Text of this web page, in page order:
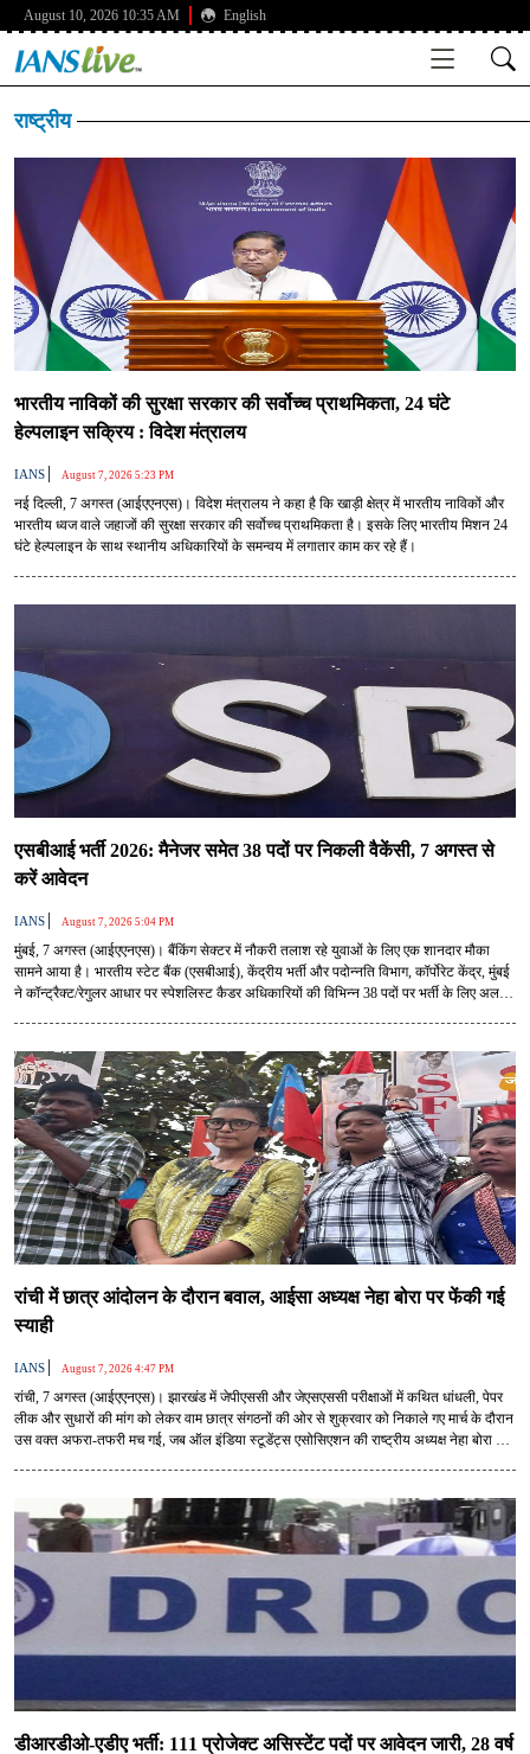
August 10, 2026 10:35 AM English
राष्ट्रीय
भारतीय नाविकों की सुरक्षा सरकार की सर्वोच्च प्राथमिकता, 24 घंटे
हेल्पलाइन सक्रिय : विदेश मंत्रालय
IANS | August 7, 2026 5:23 PM
नई द‍िल्‍ली, 7 अगस्त (आईएएनएस)। विदेश मंत्रालय ने कहा है कि खाड़ी क्षेत्र में भारतीय नाविकों और
भारतीय ध्वज वाले जहाजों की सुरक्षा सरकार की सर्वोच्च प्राथमिकता है। इसके लिए भारतीय मिशन 24
घंटे हेल्पलाइन के साथ स्थानीय अधिकारियों के समन्वय में लगातार काम कर रहे हैं।
एसबीआई भर्ती 2026: मैनेजर समेत 38 पदों पर निकली वैकेंसी, 7 अगस्त से
करें आवेदन
IANS | August 7, 2026 5:04 PM
मुंबई, 7 अगस्त (आईएएनएस)। बैंकिंग सेक्टर में नौकरी तलाश रहे युवाओं के लिए एक शानदार मौका
सामने आया है। भारतीय स्टेट बैंक (एसबीआई), केंद्रीय भर्ती और पदोन्नति विभाग, कॉर्पोरेट केंद्र, मुंबई
ने कॉन्ट्रैक्ट/रेगुलर आधार पर स्पेशलिस्ट कैडर अधिकारियों की विभिन्न 38 पदों पर भर्ती के लिए अलग-
रांची में छात्र आंदोलन के दौरान बवाल, आईसा अध्यक्ष नेहा बोरा पर फेंकी गई
स्याही
IANS | August 7, 2026 4:47 PM
रांची, 7 अगस्त (आईएएनएस)। झारखंड में जेपीएससी और जेएसएससी परीक्षाओं में कथित धांधली, पेपर
लीक और सुधारों की मांग को लेकर वाम छात्र संगठनों की ओर से शुक्रवार को निकाले गए मार्च के दौरान
उस वक्त अफरा-तफरी मच गई, जब ऑल इंडिया स्टूडेंट्स एसोसिएशन की राष्ट्रीय अध्यक्ष नेहा बोरा पर
डीआरडीओ-एडीए भर्ती: 111 प्रोजेक्ट असिस्टेंट पदों पर आवेदन जारी, 28 वर्ष